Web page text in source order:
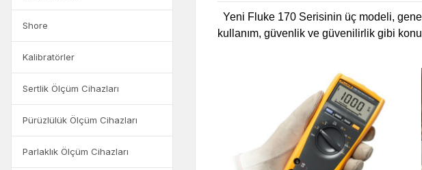
Shore
Kalibratörler
Sertlik Ölçüm Cihazları
Pürüzlülük Ölçüm Cihazları
Parlaklık Ölçüm Cihazları
Yeni Fluke 170 Serisinin üç modeli,
kullanım, güvenlik ve güvenilirlik gibi